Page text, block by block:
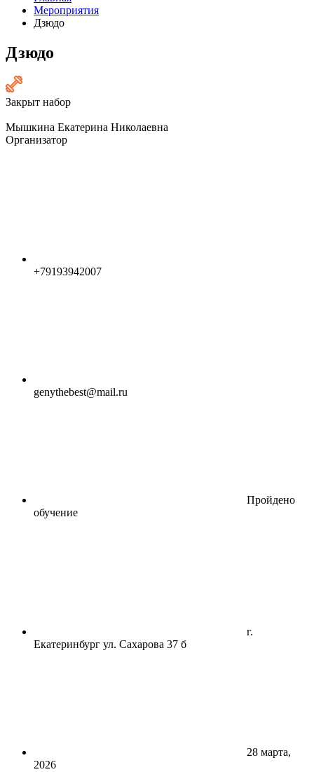
Мероприятия
Дзюдо
Дзюдо
Закрыт набор
Мышкина Екатерина Николаевна
Организатор
+79193942007
genythebest@mail.ru
Пройдено
обучение
г.
Екатеринбург ул. Сахарова 37 б
28 марта,
2026